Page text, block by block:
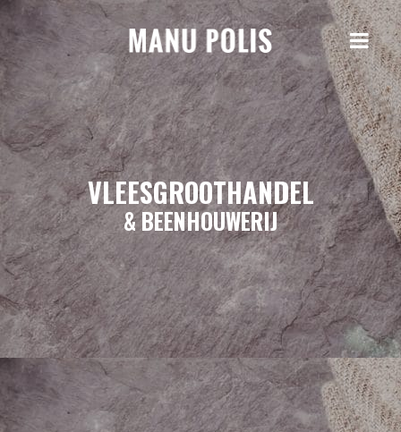
VLEESGROOTHANDEL
& BEENHOUWERIJ